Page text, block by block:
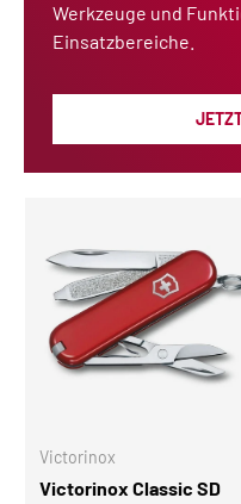
Werkzeuge und
Einsatzbereiche.
Victorinox
Victorinox Classic SD